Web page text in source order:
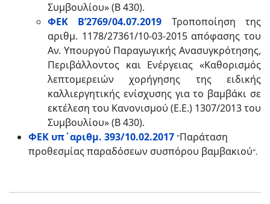
Συμβουλίου» (Β 430).
ΦΕΚ Β’2769/04.07.2019 Τροποποίηση της
αριθμ. 1178/27361/10-03-2015 απόφασης του
Αν. Υπουργού Παραγωγικής Ανασυγκρότησης,
Περιβάλλοντος και Ενέργειας «Καθορισμός
λεπτομερειών χορήγησης της ειδικής
καλλιεργητικής ενίσχυσης για το βαμβάκι σε
εκτέλεση του Κανονισμού (Ε.Ε.) 1307/2013 του
Συμβουλίου» (Β 430).
ΦΕΚ υπ΄αριθμ. 393/10.02.2017 "Παράταση
προθεσμίας παραδόσεων συσπόρου βαμβακιού".